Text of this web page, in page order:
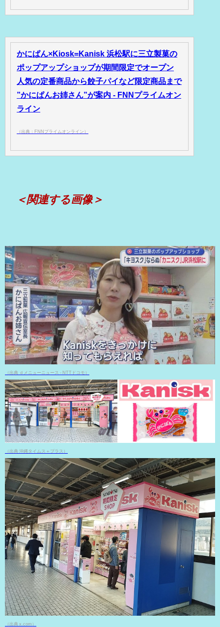
かにぱん×Kiosk=Kanisk 浜松駅に三立製菓の
ポップアップショップが期間限定でオープン
人気の定番商品から餃子パイなど限定商品まで
”かにぱんお姉さん”が案内 - FNNプライムオン
ライン
（出典：FNNプライムオンライン）
＜関連する画像＞
（出典 ｄメニューニュース - NTTドコモ）
（出典 沖縄タイムス＋プラス）
（出典 x.com）